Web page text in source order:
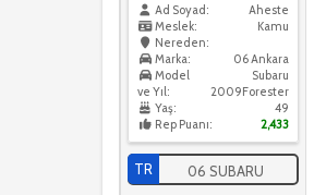
Ad Soyad:
Aheste
Meslek:
Kamu
Nereden:
06 Ankara
Marka:
Subaru
Model
ve Yıl:
2009Forester
Yaş:
49
Rep Puanı:
2,433
TR 06 SUBARU